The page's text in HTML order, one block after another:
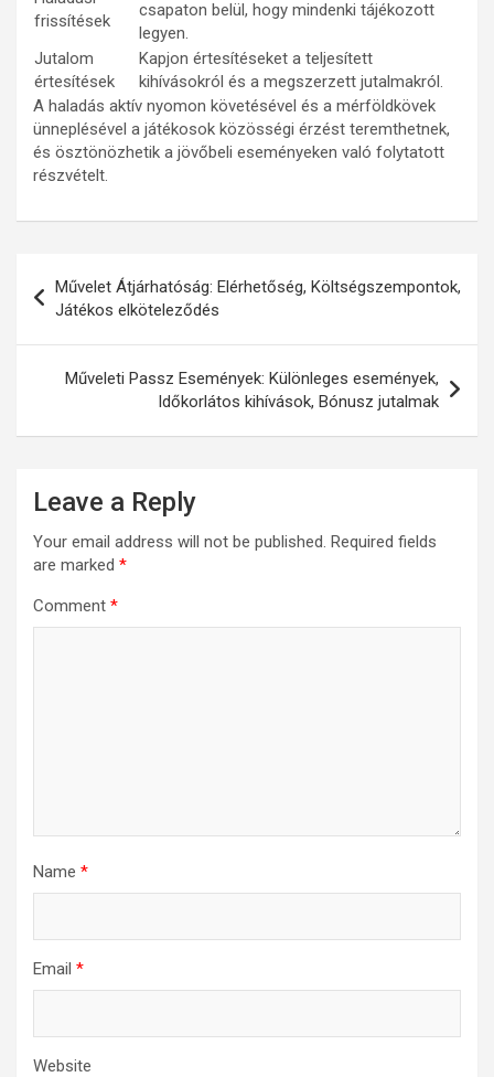
frissítések
csapaton belül, hogy mindenki tájékozott
legyen.
Jutalom
értesítések
Kapjon értesítéseket a teljesített
kihívásokról és a megszerzett jutalmakról.
A haladás aktív nyomon követésével és a mérföldkövek
ünneplésével a játékosok közösségi érzést teremthetnek,
és ösztönözhetik a jövőbeli eseményeken való folytatott
részvételt.
navigation
Művelet Átjárhatóság: Elérhetőség, Költségszempontok,
Játékos elköteleződés
Műveleti Passz Események: Különleges események,
Időkorlátos kihívások, Bónusz jutalmak
Leave a Reply
Your email address will not be published. Required fields
are marked *
Comment *
Name *
Email *
Website